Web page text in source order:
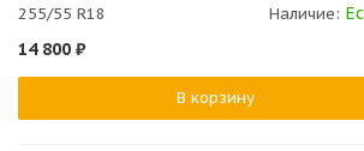
255/55 R18 Наличие:
14 800 ₽
В корзину